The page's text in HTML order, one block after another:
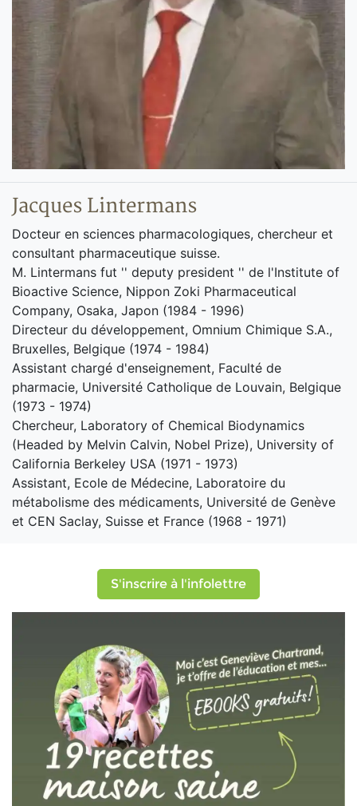
Jacques Lintermans
Docteur en sciences pharmacologiques, chercheur et
consultant pharmaceutique suisse.
M. Lintermans fut '' deputy president '' de l'Institute of
Bioactive Science, Nippon Zoki Pharmaceutical
Company, Osaka, Japon (1984 - 1996)
Directeur du développement, Omnium Chimique S.A.,
Bruxelles, Belgique (1974 - 1984)
Assistant chargé d'enseignement, Faculté de
pharmacie, Université Catholique de Louvain, Belgique
(1973 - 1974)
Chercheur, Laboratory of Chemical Biodynamics
(Headed by Melvin Calvin, Nobel Prize), University of
California Berkeley USA (1971 - 1973)
Assistant, Ecole de Médecine, Laboratoire du
métabolisme des médicaments, Université de Genève
et CEN Saclay, Suisse et France (1968 - 1971)
S'inscrire à l'infolettre